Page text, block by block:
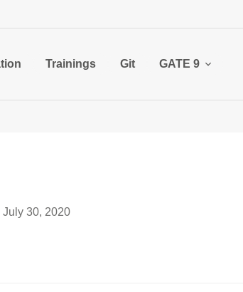
Trainings Git GATE 9
30, 2020